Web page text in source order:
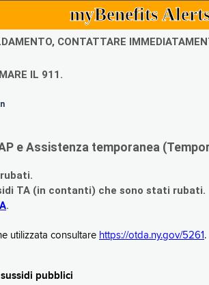
myBenefits
CONTATTARE
IL 911.
e Assistenza temporanea
TA (in contanti) che sono stati rubati.
.
utilizzata consultare https://otda.ny.gov/5261 .
pubblici